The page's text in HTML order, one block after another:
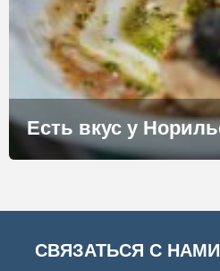
СВЯЗАТЬСЯ С НАМИ